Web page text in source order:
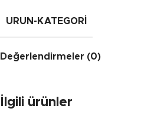
URUN-KATEGORI
Değerlendirmeler (0)
İlgili ürünler